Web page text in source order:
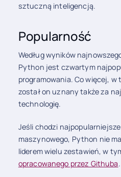
sztuczną inteligencją.
Popularność
Według wyników
Python jest czwartym
programowania. Co więcej,
został on uznany także za
technologię.
Jeśli chodzi
maszynowego, Python nie
liderem wielu zestawień, w
opracowanego przez Githuba.